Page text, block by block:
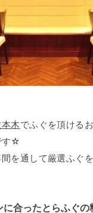
木でふぐを頂ける
す☆
を通して厳選ふぐ
に合ったとらふぐ